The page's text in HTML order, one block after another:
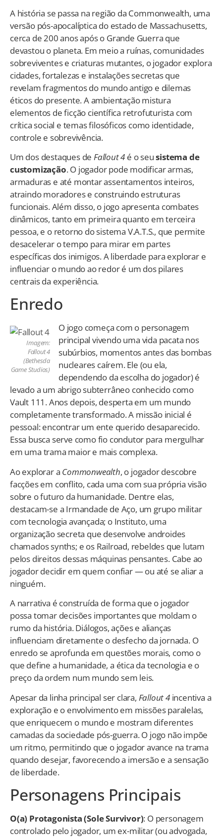
A história se passa na região da Commonwealth, uma
versão pós-apocalíptica do estado de Massachusetts,
cerca de 200 anos após o Grande Guerra que
devastou o planeta. Em meio a ruínas, comunidades
sobreviventes e criaturas mutantes, o jogador explora
cidades, fortalezas e instalações secretas que
revelam fragmentos do mundo antigo e dilemas
éticos do presente. A ambientação mistura
elementos de ficção científica retrofuturista com
crítica social e temas filosóficos como identidade,
controle e sobrevivência.
Um dos destaques de Fallout 4 é o seusistema de
customização. O jogador pode modificar armas,
armaduras e até montar assentamentos inteiros,
atraindo moradores e construindo estruturas
funcionais. Além disso, o jogo apresenta combates
dinâmicos, tanto em primeira quanto em terceira
pessoa, e o retorno do sistema V.A.T.S., que permite
desacelerar o tempo para mirar em partes
específicas dos inimigos. A liberdade para explorar e
influenciar o mundo ao redor é um dos pilares
centrais da experiência.
Enredo
Imagem:
Fallout 4
(Bethesda
Game Studios)
O jogo começa com o personagem
principal vivendo uma vida pacata nos
subúrbios, momentos antes das bombas
nucleares caírem. Ele (ou ela,
dependendo da escolha do jogador) é
levado a um abrigo subterrâneo conhecido como
Vault 111. Anos depois, desperta em um mundo
completamente transformado. A missão inicial é
pessoal: encontrar um ente querido desaparecido.
Essa busca serve como fio condutor para mergulhar
em uma trama maior e mais complexa.
Ao explorar a Commonwealth, o jogador descobre
facções em conflito, cada uma com sua própria visão
sobre o futuro da humanidade. Dentre elas,
destacam-se a Irmandade de Aço, um grupo militar
com tecnologia avançada; o Instituto, uma
organização secreta que desenvolve androides
chamados synths; e os Railroad, rebeldes que lutam
pelos direitos dessas máquinas pensantes. Cabe ao
jogador decidir em quem confiar — ou até se aliar a
ninguém.
A narrativa é construída de forma que o jogador
possa tomar decisões importantes que moldam o
rumo da história. Diálogos, ações e alianças
influenciam diretamente o desfecho da jornada. O
enredo se aprofunda em questões morais, como o
que define a humanidade, a ética da tecnologia e o
preço da ordem num mundo sem leis.
Apesar da linha principal ser clara, Fallout 4incentiva a
exploração e o envolvimento em missões paralelas,
que enriquecem o mundo e mostram diferentes
camadas da sociedade pós-guerra. O jogo não impõe
um ritmo, permitindo que o jogador avance na trama
quando desejar, favorecendo a imersão e a sensação
de liberdade.
Personagens Principais
O(a) Protagonista (Sole Survivor): O personagem
controlado pelo jogador, um ex-militar (ou advogada,